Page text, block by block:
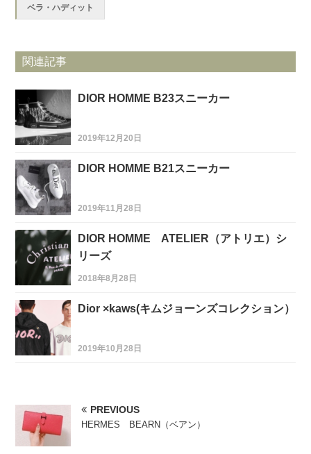
ベラ・ハディット
関連記事
DIOR HOMME B23スニーカー
2019年12月20日
DIOR HOMME B21スニーカー
2019年11月28日
DIOR HOMME ATELIER（アトリエ）シ
リーズ
2018年8月28日
Dior ×kaws(キムジョーンズコレクション）
2019年10月28日
PREVIOUS
HERMES BEARN（ベアン）